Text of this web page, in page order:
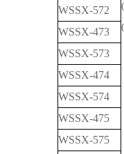
WSSX-572
WSSX-473
WSSX-573
WSSX-474
WSSX-574
WSSX-475
WSSX-575